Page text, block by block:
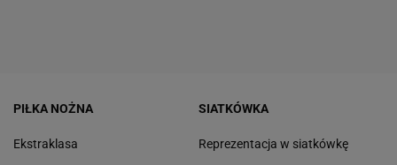
PIŁKA NOŻNA
Ekstraklasa
SIATKÓWKA
Reprezentacja w siatkówkę